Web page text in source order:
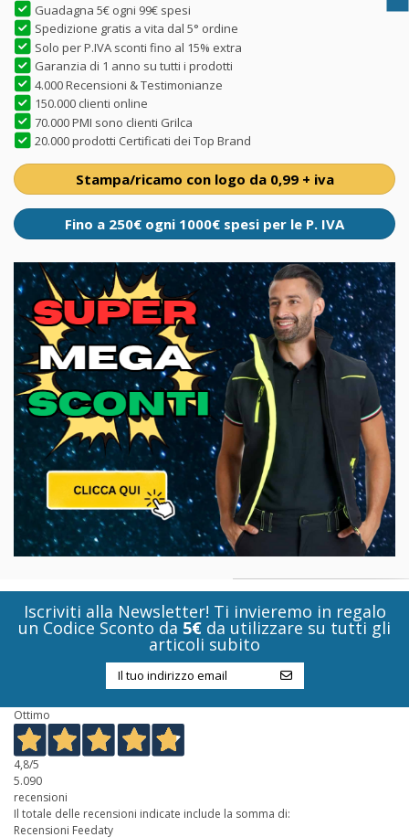
Guadagna 5€ ogni 99€ spesi
Spedizione gratis a vita dal 5° ordine
Solo per P.IVA sconti fino al 15% extra
Garanzia di 1 anno su tutti i prodotti
4.000 Recensioni & Testimonianze
150.000 clienti online
70.000 PMI sono clienti Grilca
20.000 prodotti Certificati dei Top Brand
Stampa/ricamo con logo da 0,99 + iva
Fino a 250€ ogni 1000€ spesi per le P. IVA
Iscriviti alla Newsletter! Ti invieremo in regalo
un Codice Sconto da 5€ da utilizzare su tutti gli
articoli subito
Ottimo
4,8/5
5.090
recensioni
Il totale delle recensioni indicate include la somma di:
Recensioni Feedaty